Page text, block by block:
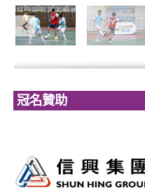
冠名贊助